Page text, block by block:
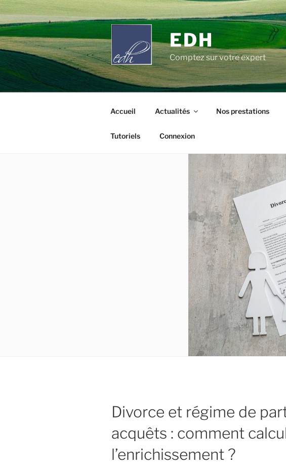
Aller
au
contenu
principal
EDH
Comptez sur votre expert
Accueil Actualités Nos prestations
Tutoriels Connexion
Divorce et régime de
acquêts : comment
l’enrichissement ?